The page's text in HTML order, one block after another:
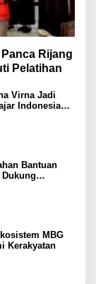
Rijang
Pelatihan
Virna Jadi
Indonesia
Bantuan
MBG
Kerakyatan